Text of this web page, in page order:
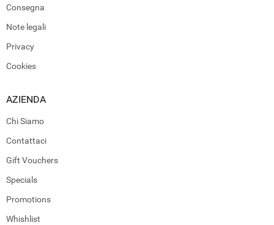
Consegna
Note legali
Privacy
Cookies
AZIENDA
Chi Siamo
Contattaci
Gift Vouchers
Specials
Promotions
Whishlist